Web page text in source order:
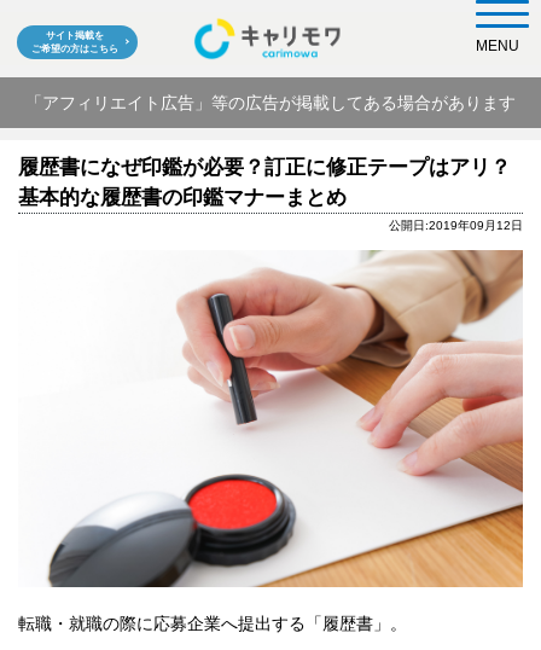
サイト掲載を
ご希望の方はこちら
「アフィリエイト広告」等の広告が掲載してある場合があります
MENU
履歴書になぜ印鑑が必要？訂正に修正テープはアリ？
基本的な履歴書の印鑑マナーまとめ
公開日:2019年09月12日
転職・就職の際に応募企業へ提出する「履歴書」。